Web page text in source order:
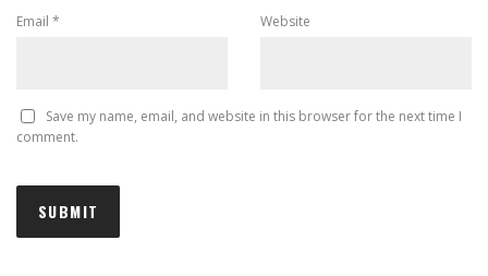
Email * Website
Save my name, email, and website in this browser for the next time I
comment.